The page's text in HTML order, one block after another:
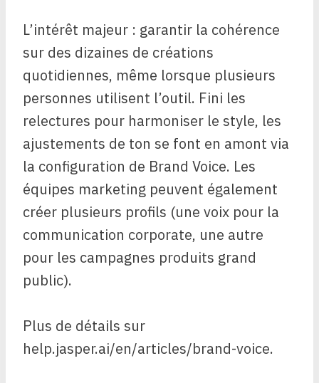
L’intérêt majeur : garantir la cohérence
sur des dizaines de créations
quotidiennes, même lorsque plusieurs
personnes utilisent l’outil. Fini les
relectures pour harmoniser le style, les
ajustements de ton se font en amont via
la configuration de Brand Voice. Les
équipes marketing peuvent également
créer plusieurs profils (une voix pour la
communication corporate, une autre
pour les campagnes produits grand
public).
Plus de détails sur
help.jasper.ai/en/articles/brand-voice.